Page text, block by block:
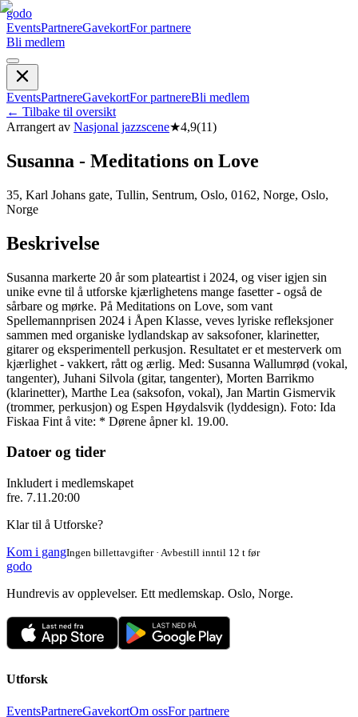
godo
EventsPartnereGavekortFor partnere
Bli medlem
EventsPartnereGavekortFor partnereBli medlem
← Tilbake til oversikt
Arrangert av Nasjonal jazzscene★4,9(11)
Susanna - Meditations on Love
35, Karl Johans gate, Tullin, Sentrum, Oslo, 0162, Norge, Oslo,
Norge
Beskrivelse
Susanna markerte 20 år som plateartist i 2024, og viser igjen sin
unike evne til å utforske kjærlighetens mange fasetter - også de
sårbare og mørke. På Meditations on Love, som vant
Spellemannprisen 2024 i Åpen Klasse, veves lyriske refleksjoner
sammen med organiske lydlandskap av saksofoner, klarinetter,
gitarer og eksperimentell perkusjon. Resultatet er et mesterverk om
kjærlighet - vakkert, rått og ærlig. Med: Susanna Wallumrød (vokal,
tangenter), Juhani Silvola (gitar, tangenter), Morten Barrikmo
(klarinetter), Marthe Lea (saksofon, vokal), Jan Martin Gismervik
(trommer, perkusjon) og Espen Høydalsvik (lyddesign). Foto: Ida
Fiskaa Fint å vite: * Dørene åpner kl. 19.00.
Datoer og tider
Inkludert i medlemskapet
fre. 7.11.20:00
Klar til å Utforske?
Kom i gangIngen billettavgifter · Avbestill inntil 12 t før
godo
Hundrevis av opplevelser. Ett medlemskap. Oslo, Norge.
Utforsk
EventsPartnereGavekortOm ossFor partnere